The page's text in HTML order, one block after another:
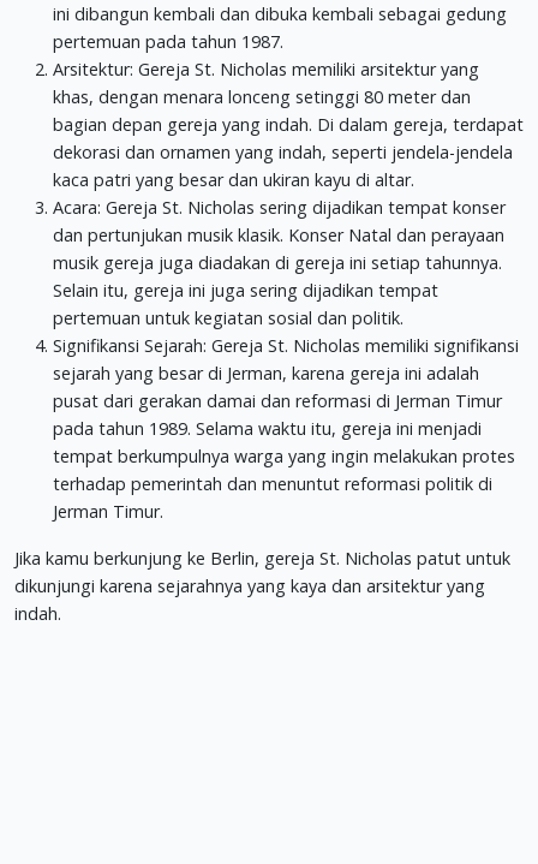
ini dibangun kembali dan dibuka kembali sebagai gedung
pertemuan pada tahun 1987.
Arsitektur: Gereja St. Nicholas memiliki arsitektur yang
khas, dengan menara lonceng setinggi 80 meter dan
bagian depan gereja yang indah. Di dalam gereja, terdapat
dekorasi dan ornamen yang indah, seperti jendela-jendela
kaca patri yang besar dan ukiran kayu di altar.
Acara: Gereja St. Nicholas sering dijadikan tempat konser
dan pertunjukan musik klasik. Konser Natal dan perayaan
musik gereja juga diadakan di gereja ini setiap tahunnya.
Selain itu, gereja ini juga sering dijadikan tempat
pertemuan untuk kegiatan sosial dan politik.
Signifikansi Sejarah: Gereja St. Nicholas memiliki signifikansi
sejarah yang besar di Jerman, karena gereja ini adalah
pusat dari gerakan damai dan reformasi di Jerman Timur
pada tahun 1989. Selama waktu itu, gereja ini menjadi
tempat berkumpulnya warga yang ingin melakukan protes
terhadap pemerintah dan menuntut reformasi politik di
Jerman Timur.
Jika kamu berkunjung ke Berlin, gereja St. Nicholas patut untuk
dikunjungi karena sejarahnya yang kaya dan arsitektur yang
indah.